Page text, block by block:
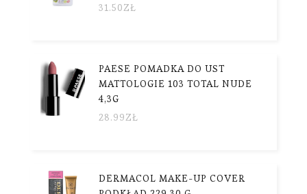
31.50ZŁ
PAESE POMADKA DO UST
MATTOLOGIE 103 TOTAL NUDE
4,3G
28.99ZŁ
DERMACOL MAKE-UP COVER